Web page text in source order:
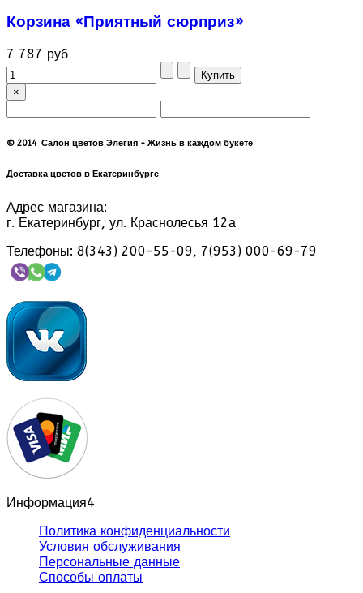
Корзина «Приятный сюрприз»
7 787 руб
×
© 2014 Салон цветов Элегия - Жизнь в каждом букете
Доставка цветов в Екатеринбурге
Адрес магазина:
г. Екатеринбург, ул. Краснолесья 12а
Телефоны: 8(343) 200-55-09, 7(953) 000-69-79
Информация4
Политика конфиденциальности
Условия обслуживания
Персональные данные
Способы оплаты